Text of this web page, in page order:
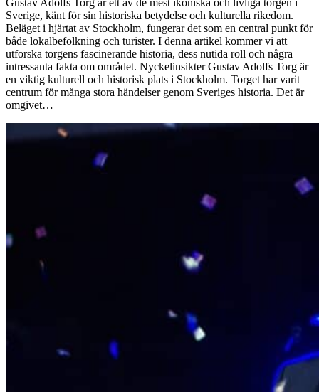
Gustav Adolfs Torg är ett av de mest ikoniska och livliga torgen i
Sverige, känt för sin historiska betydelse och kulturella rikedom.
Beläget i hjärtat av Stockholm, fungerar det som en central punkt för
både lokalbefolkning och turister. I denna artikel kommer vi att
utforska torgens fascinerande historia, dess nutida roll och några
intressanta fakta om området. Nyckelinsikter Gustav Adolfs Torg är
en viktig kulturell och historisk plats i Stockholm. Torget har varit
centrum för många stora händelser genom Sveriges historia. Det är
omgivet…